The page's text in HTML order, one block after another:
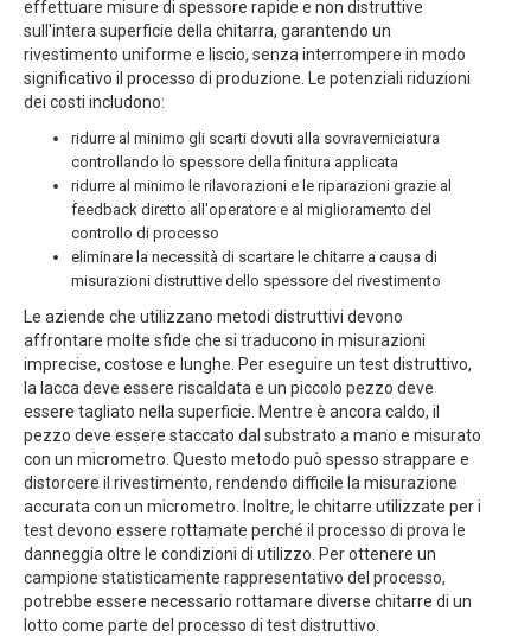
effettuare misure di spessore rapide e non distruttive
sull'intera superficie della chitarra, garantendo un
rivestimento uniforme e liscio, senza interrompere in modo
significativo il processo di produzione. Le potenziali riduzioni
dei costi includono:
ridurre al minimo gli scarti dovuti alla sovraverniciatura
controllando lo spessore della finitura applicata
ridurre al minimo le rilavorazioni e le riparazioni grazie al
feedback diretto all'operatore e al miglioramento del
controllo di processo
eliminare la necessità di scartare le chitarre a causa di
misurazioni distruttive dello spessore del rivestimento
Le aziende che utilizzano metodi distruttivi devono
affrontare molte sfide che si traducono in misurazioni
imprecise, costose e lunghe. Per eseguire un test distruttivo,
la lacca deve essere riscaldata e un piccolo pezzo deve
essere tagliato nella superficie. Mentre è ancora caldo, il
pezzo deve essere staccato dal substrato a mano e misurato
con un micrometro. Questo metodo può spesso strappare e
distorcere il rivestimento, rendendo difficile la misurazione
accurata con un micrometro. Inoltre, le chitarre utilizzate per i
test devono essere rottamate perché il processo di prova le
danneggia oltre le condizioni di utilizzo. Per ottenere un
campione statisticamente rappresentativo del processo,
potrebbe essere necessario rottamare diverse chitarre di un
lotto come parte del processo di test distruttivo.